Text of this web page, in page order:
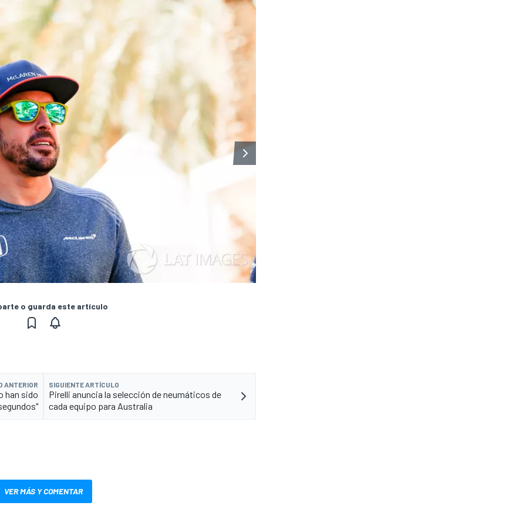
o guarda este artículo
ANTERIOR
han sido
SIGUIENTE ARTÍCULO
Pirelli anuncia la selección de neumáticos de
cada equipo para Australia
VER MÁS Y COMENTAR